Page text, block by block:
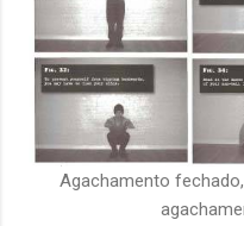
Agachamento